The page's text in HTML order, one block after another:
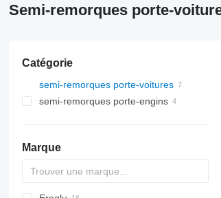
Semi-remorques porte-
Catégorie
semi-remorques porte-voitures
semi-remorques porte-engins
Marque